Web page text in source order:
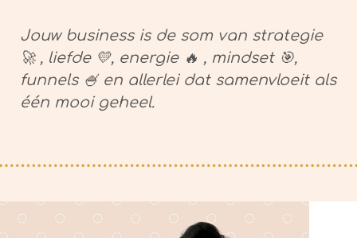
Jouw business is de som van strategie
🚀 , liefde 💛, energie 🔥 , mindset 🎯,
funnels 🍧 en allerlei dat samenvloeit als
één mooi geheel.